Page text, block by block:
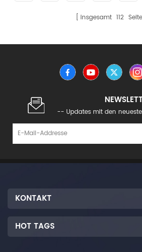
insgesamt 112
-- Updates mit den
KONTAKT
HOT TAGS